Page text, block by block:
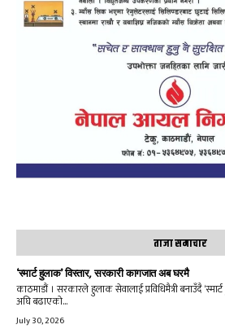
ताजा समाचार
‘स्मार्ट हुलाक’ विस्तार, सरकारी कागजात अब घरमै
काठमाडौं । सरकारले हुलाक सेवालाई प्रविधिमैत्री बनाउँदै
अघि बढाएको...
July 30, 2026